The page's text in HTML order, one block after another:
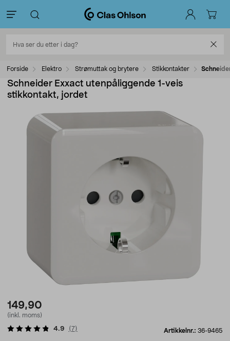
Forside Elektro Strømuttak og brytere Stikkontakter
Schneider Exxact utenpåliggende 1-veis
stikkontakt, jordet
149,90
(inkl. moms)
Artikkelnr.: 36-9465
4.9 (7)